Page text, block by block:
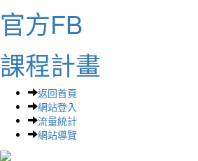
官方FB
課程計畫
返回首頁
網站登入
流量統計
網站導覽